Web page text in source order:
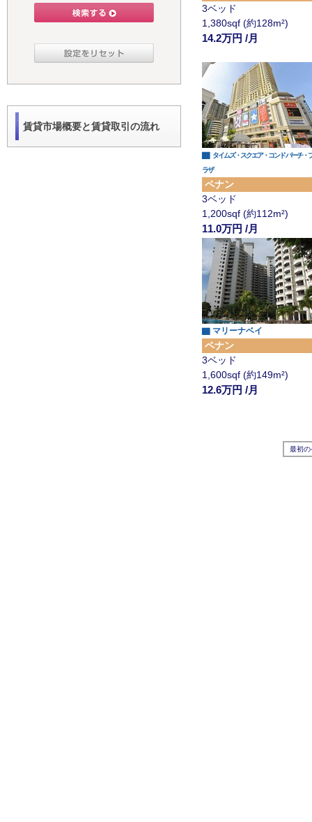
賃貸市場概要と賃貸取引の流れ
3ベッド
1,380sqf (約128m²)
14.2万円 /月
▇ タイムズ・スクエア・コンド バーチ・
ラザ
ペナン
3ベッド
1,200sqf (約112m²)
11.0万円 /月
▇ マリーナベイ
ペナン
3ベッド
1,600sqf (約149m²)
12.6万円 /月
最初の